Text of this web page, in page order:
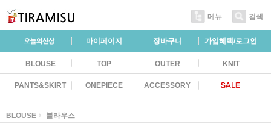
메뉴 검색
마이페이지 장바구니 가입혜택/로그인
BLOUSE TOP OUTER KNIT
PANTS&SKIRT ONEPIECE ACCESSORY
BLOUSE
블라우스